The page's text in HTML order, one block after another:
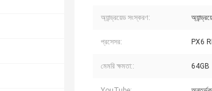
অ্যান্ড্রয়েড সংস্করণ:
প্রসেসর: PX6
মেমরি ক্ষমতা:: 64GB